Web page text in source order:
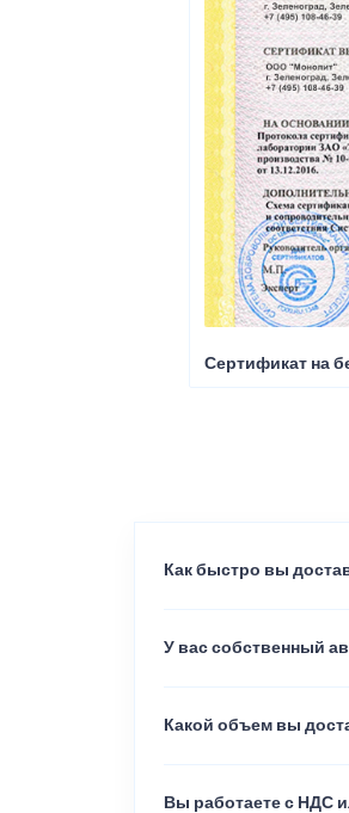
Сертификат на
Как быстро вы
У вас собственный
Какой объем вы
Вы работаете с НДС